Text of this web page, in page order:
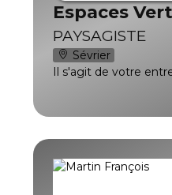
Espaces
PAYSAGISTE
Sévrier
Il s'agit de votre